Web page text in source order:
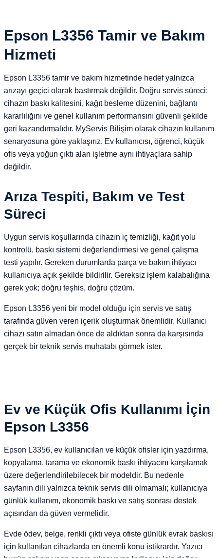
Epson L3356 Tamir ve Bakım
Hizmeti
Epson L3356 tamir ve bakım hizmetinde hedef yalnızca
arızayı geçici olarak bastırmak değildir. Doğru servis süreci;
cihazın baskı kalitesini, kağıt besleme düzenini, bağlantı
kararlılığını ve genel kullanım performansını güvenli şekilde
geri kazandırmalıdır. MyServis Bilişim olarak cihazın kullanım
senaryosuna göre yaklaşırız. Ev kullanıcısı, öğrenci, küçük
ofis veya yoğun çıktı alan işletme aynı ihtiyaçlara sahip
değildir.
Arıza Tespiti, Bakım ve Test
Süreci
Uygun servis koşullarında cihazın iç temizliği, kağıt yolu
kontrolü, baskı sistemi değerlendirmesi ve genel çalışma
testi yapılır. Gereken durumlarda parça ve bakım ihtiyacı
kullanıcıya açık şekilde bildirilir. Gereksiz işlem kalabalığına
gerek yok; doğru teşhis, doğru çözüm.
Epson L3356 yeni bir model olduğu için servis ve satış
tarafında güven veren içerik oluşturmak önemlidir. Kullanıcı
cihazı satın almadan önce de aldıktan sonra da karşısında
gerçek bir teknik servis muhatabı görmek ister.
Ev ve Küçük Ofis Kullanımı İçin
Epson L3356
Epson L3356, ev kullanıcıları ve küçük ofisler için yazdırma,
kopyalama, tarama ve ekonomik baskı ihtiyacını karşılamak
üzere değerlendirilebilecek bir modeldir. Bu nedenle
sayfanın dili yalnızca teknik servis dili olmamalı; kullanıcıya
günlük kullanım, ekonomik baskı ve satış sonrası destek
açısından da güven vermelidir.
Evde ödev, belge, renkli çıktı veya ofiste günlük evrak baskısı
için kullanılan cihazlarda en önemli konu istikrardır. Yazıcı